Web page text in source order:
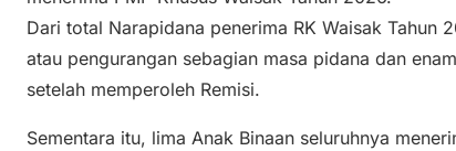
Dari total Narapidana penerima RK Waisak Tahun
atau pengurangan sebagian masa pidana dan
setelah memperoleh Remisi.
Sementara itu, lima Anak Binaan seluruhnya